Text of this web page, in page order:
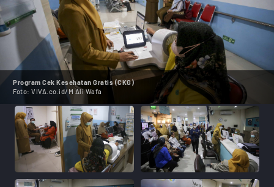
Program Cek Kesehatan Gratis (CKG)
Foto: VIVA.co.id/M Ali Wafa